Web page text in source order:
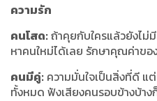
ความรัก
คนโสด:ถ้าคุยกับใครแล้วยังไม่
หาคนใหม่ได้เลย รักษาคุณค่าของ
คนมีคู่: ความมั่นใจเป็นสิ่งที่ดี แต่
ทั้งหมด ฟังเสียงคนรอบข้างบ้า